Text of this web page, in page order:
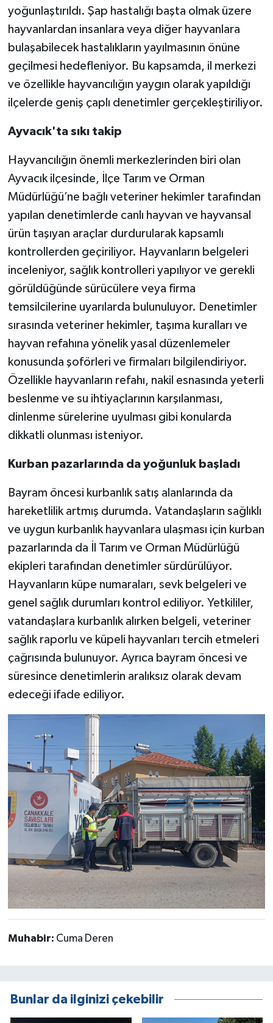
yoğunlaştırıldı. Şap hastalığı başta olmak üzere
hayvanlardan insanlara veya diğer hayvanlara
bulaşabilecek hastalıkların yayılmasının önüne
geçilmesi hedefleniyor. Bu kapsamda, il merkezi
ve özellikle hayvancılığın yaygın olarak yapıldığı
ilçelerde geniş çaplı denetimler gerçekleştiriliyor.
Ayvacık'ta sıkı takip
Hayvancılığın önemli merkezlerinden biri olan
Ayvacık ilçesinde, İlçe Tarım ve Orman
Müdürlüğü’ne bağlı veteriner hekimler tarafından
yapılan denetimlerde canlı hayvan ve hayvansal
ürün taşıyan araçlar durdurularak kapsamlı
kontrollerden geçiriliyor. Hayvanların belgeleri
inceleniyor, sağlık kontrolleri yapılıyor ve gerekli
görüldüğünde sürücülere veya firma
temsilcilerine uyarılarda bulunuluyor. Denetimler
sırasında veteriner hekimler, taşıma kuralları ve
hayvan refahına yönelik yasal düzenlemeler
konusunda şoförleri ve firmaları bilgilendiriyor.
Özellikle hayvanların refahı, nakil esnasında yeterli
beslenme ve su ihtiyaçlarının karşılanması,
dinlenme sürelerine uyulması gibi konularda
dikkatli olunması isteniyor.
Kurban pazarlarında da yoğunluk başladı
Bayram öncesi kurbanlık satış alanlarında da
hareketlilik artmış durumda. Vatandaşların sağlıklı
ve uygun kurbanlık hayvanlara ulaşması için kurban
pazarlarında da İl Tarım ve Orman Müdürlüğü
ekipleri tarafından denetimler sürdürülüyor.
Hayvanların küpe numaraları, sevk belgeleri ve
genel sağlık durumları kontrol ediliyor. Yetkililer,
vatandaşlara kurbanlık alırken belgeli, veteriner
sağlık raporlu ve küpeli hayvanları tercih etmeleri
çağrısında bulunuyor. Ayrıca bayram öncesi ve
süresince denetimlerin aralıksız olarak devam
edeceği ifade ediliyor.
Muhabir: Cuma Deren
Bunlar da ilginizi çekebilir